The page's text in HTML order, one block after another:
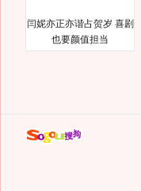
闫妮亦正亦谐占贺岁 喜剧
也要颜值担当